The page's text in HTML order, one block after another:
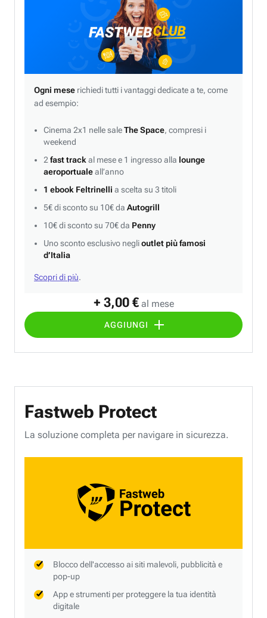
+ 3,00 € al mese
AGGIUNGI
Ogni mese richiedi tutti i vantaggi dedicate a te, come
ad esempio:
Cinema 2x1 nelle saleThe Space, compresi i
weekend
2 fast track al mese e 1 ingresso alla lounge
aeroportualeall’anno
1 ebook Feltrinelli a scelta su 3 titoli
5€ di sconto su 10€ da Autogrill
10€ di sconto su 70€ da Penny
Uno sconto esclusivo neglioutlet più famosi
d’Italia
Scopri di più.
Fastweb Protect
La soluzione completa per navigare in sicurezza.
Blocco dell'accesso ai siti malevoli, pubblicità e
pop-up
App e strumenti per proteggere la tua identità
digitale